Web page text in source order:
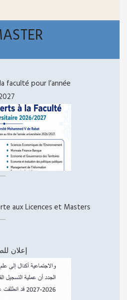
faculté pour l’année
aux Licences et Masters
إعلان